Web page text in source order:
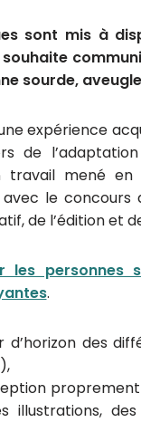
sont mis à
sourde,
expérience
de
travail mené
le concours
de l’édition et
les personnes
.
des
illustrations,